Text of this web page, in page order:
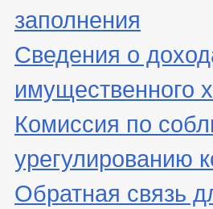
заполнения
Сведения о
имущественного
Комиссия по
урегулированию
Обратная связь